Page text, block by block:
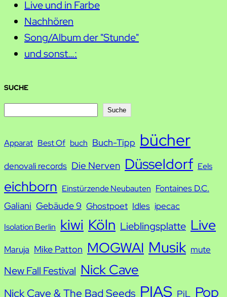
Live und in Farbe
Nachhören
Song/Album der "Stunde"
und sonst…:
SUCHE
c
h
Suche
Apparat Best Of buch Buch-Tipp bücher
denovali records Die Nerven Düsseldorf Eels
eichborn Einstürzende Neubauten Fontaines D.C.
Galiani Gebäude 9 Ghostpoet Idles ipecac
Isolation Berlin kiwi Köln Lieblingsplatte Live
Maruja Mike Patton MOGWAI Musik mute
New Fall Festival Nick Cave
Nick Cave & The Bad Seeds PIAS PiL Pop